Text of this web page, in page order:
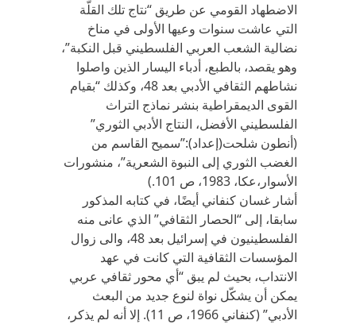
الاضطهاد القومي عن طريق “نتاج تلك القلّة
التي عاشت سنوات وعيها الأولى في مناخ
نضالية الشعب العربي الفلسطيني قبل النكبة”،
وهو يقصد، بالطبع، أدباء اليسار الذين واصلوا
نشاطهم الثقافي الأدبي بعد 48، وكذلك “بقيام
القوى الديمقراطية بنشر نماذج التراث
الفلسطيني الأفضل، النتاج الأدبي الثوري”
(أنطون شلحت(إعداد):”سميح القاسم من
الغضب الثوري إلى النبوة الشعرية”، منشورات
الأسوار،عكا، 1983، ص 101.)
أشار غسان كنفاني أيضًا، في كتابه المذكور
سابقا، إلى “الحصار الثقافي” الذي عانى منه
الفلسطينيون في إسرائيل بعد 48، والى زوال
المؤسسات الثقافية التي كانت في عهد
الانتداب، بحيث لم يبق “أي محور ثقافي عربي
يمكن أن يشكّل نواة لنوع جديد من البعث
الأدبي” (كنفاني 1966، ص 11). إلا أنه لم يذكر،